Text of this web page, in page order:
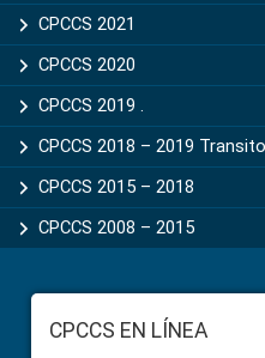
CPCCS 2021
CPCCS 2020
CPCCS 2019 .
CPCCS 2018 – 2019
CPCCS 2015 – 2018
CPCCS 2008 – 2015
FooterCPCCS EN LÍNEA